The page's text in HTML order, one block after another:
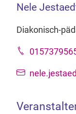
Nele
Diakonisch-